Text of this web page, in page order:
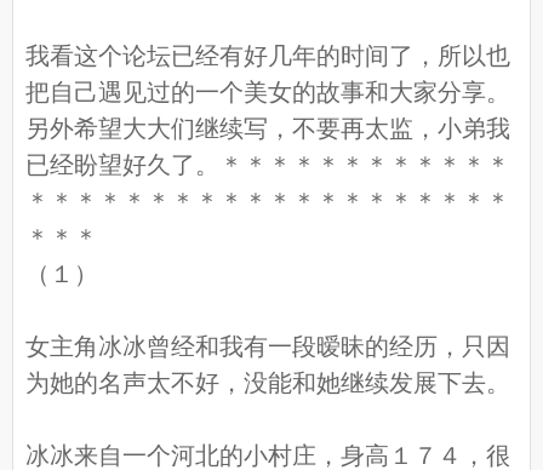
我看这个论坛已经有好几年的时间了，所以也
把自己遇见过的一个美女的故事和大家分享。
另外希望大大们继续写，不要再太监，小弟我
已经盼望好久了。＊＊＊＊＊＊＊＊＊＊＊＊
＊＊＊＊＊＊＊＊＊＊＊＊＊＊＊＊＊＊＊＊
＊＊＊
（１）
女主角冰冰曾经和我有一段暧昧的经历，只因
为她的名声太不好，没能和她继续发展下去。
冰冰来自一个河北的小村庄，身高１７４，很